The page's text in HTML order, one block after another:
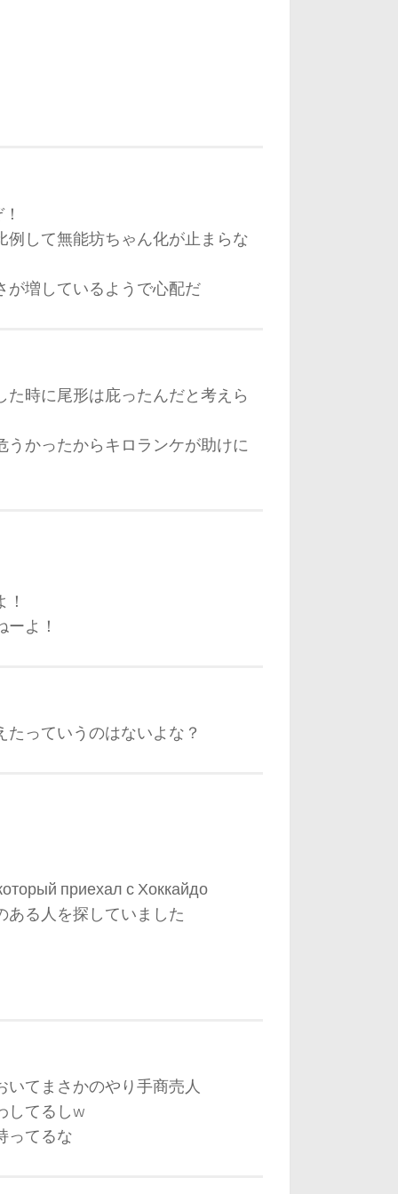
して無能坊ちゃん化が止まらな
が増しているようで心配だ
時に尾形は庇ったんだと考えら
かったからキロランケが助けに
よ！
っていうのはないよな？
приехал с Хоккайдо
る人を探していました
てまさかのやり手商売人
してるしw
ってるな